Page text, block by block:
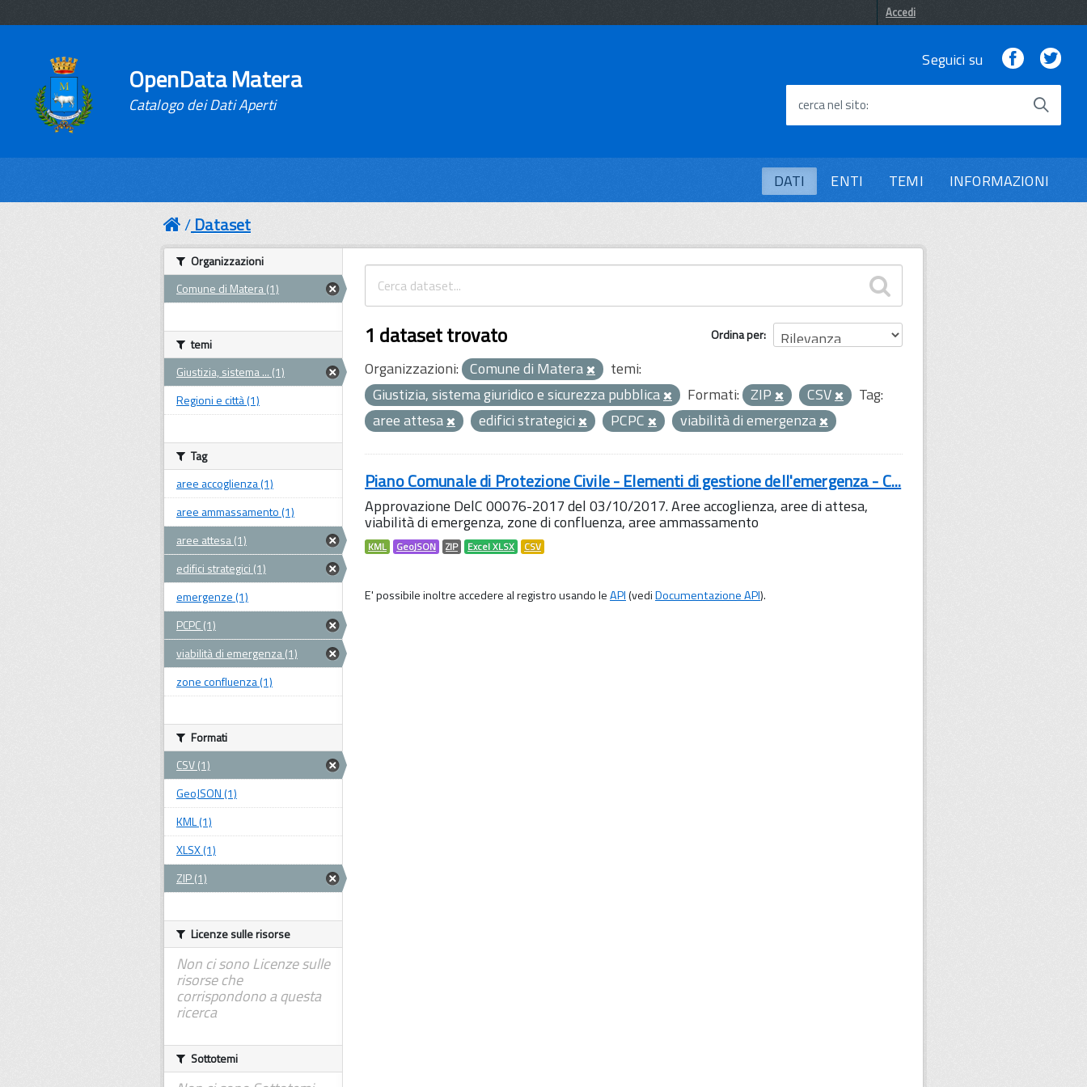
Accedi
OpenData Matera
Catalogo dei Dati Aperti
Seguici su Facebook
cerca nel sito
DATI ENTI TEMI INFORMAZIONI
Dataset
Ordina per
1 dataset trovato
Organizzazioni: Comune di Matera
temi:
Giustizia, sistema giuridico e sicurezza pubblica
Formati: ZIP CSV
Tag:
aree attesa
edifici strategici PCPC viabilità di emergenza
Piano Comunale di Protezione Civile - Elementi di gestione dell'emergenza - C...
Approvazione DelC 00076-2017 del 03/10/2017. Aree accoglienza, aree di attesa,
viabilità di emergenza, zone di confluenza, aree ammassamento
KML GeoJSON ZIP Excel XLSX CSV
E' possibile inoltre accedere al registro usando leAPI(vediDocumentazione API).
Organizzazioni
Comune di Matera (1)
temi
Giustizia, sistema ... (1)
Regioni e città (1)
Tag
aree accoglienza (1)
aree ammassamento (1)
aree attesa (1)
edifici strategici (1)
emergenze (1)
PCPC (1)
viabilità di emergenza (1)
zone confluenza (1)
Formati
CSV (1)
GeoJSON (1)
KML (1)
XLSX (1)
ZIP (1)
Licenze sulle risorse
Non ci sono Licenze sulle
risorse che
corrispondono a questa
ricerca
Sottotemi